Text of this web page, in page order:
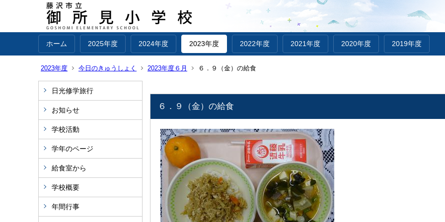
ホーム 2025年度 2024年度 2023年度 2022年度 2021年度 2020年度 2019年度
2023年度 今日のきゅうしょく 2023年度６月 ６．９（金）の給食
日光修学旅行
お知らせ
学校活動
学年のページ
給食室から
学校概要
年間行事
６．９（金）の給食